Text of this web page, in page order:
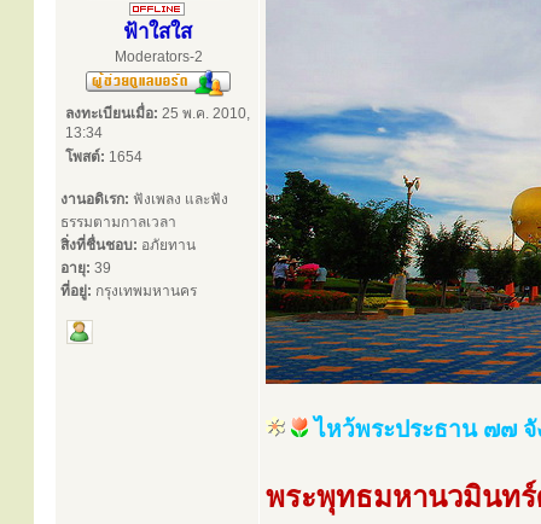
ฟ้าใสใส
Moderators-2
ลงทะเบียนเมื่อ: 25 พ.ค. 2010,
13:34
โพสต์: 1654
งานอดิเรก: ฟังเพลง และฟัง
ธรรมตามกาลเวลา
สิ่งที่ชื่นชอบ: อภัยทาน
อายุ: 39
ที่อยู่: กรุงเทพมหานคร
ไหว้พระประธาน ๗๗ จั
พระพุทธมหานวมินท